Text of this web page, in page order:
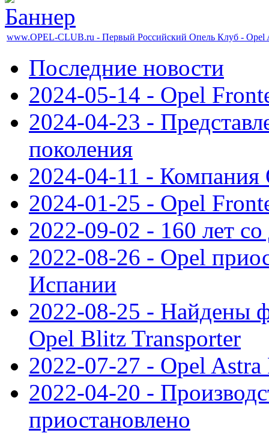
www.OPEL-CLUB.ru - Первый Российский Опель Клуб - Opel
Последние новости
2024-05-14 - Opel
2024-04-23 -
поколения
2024-04-11 - Компания
2024-01-25 - Opel
2022-09-02 - 160 лет
2022-08-26 - Opel
Испании
2022-08-25 - Найдены
Opel Blitz Transporter
2022-07-27 - Opel
2022-04-20 -
приостановлено